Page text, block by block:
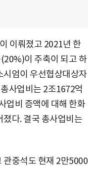
이뤄졌고 2021년 한
이 주축이 되고 하
시엄이 우선협상대상자
사업비는 2조1672억
업비 증액에 대해 한화
다. 결국 총사업비는
관중석도 현재 2만5000